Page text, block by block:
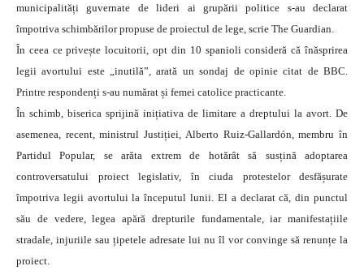
municipalități guvernate de lideri ai grupării politice s-au declarat
împotriva schimbărilor propuse de proiectul de lege, scrie The Guardian.
În ceea ce privește locuitorii, opt din 10 spanioli consideră că înăsprirea
legii avortului este „inutilă”, arată un sondaj de opinie citat de BBC.
Printre respondenți s-au numărat și femei catolice practicante.
În schimb, biserica sprijină inițiativa de limitare a dreptului la avort. De
asemenea, recent, ministrul Justiției, Alberto Ruiz-Gallardón, membru în
Partidul Popular, se arăta extrem de hotărât să susțină adoptarea
controversatului proiect legislativ, în ciuda protestelor desfășurate
împotriva legii avortului la începutul lunii. El a declarat că, din punctul
său de vedere, legea apără drepturile fundamentale, iar manifestațiile
stradale, injuriile sau țipetele adresate lui nu îl vor convinge să renunțe la
proiect.